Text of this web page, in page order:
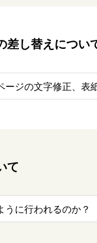
差し替えについ
ージの文字修正、表
て
うに行われるのか？